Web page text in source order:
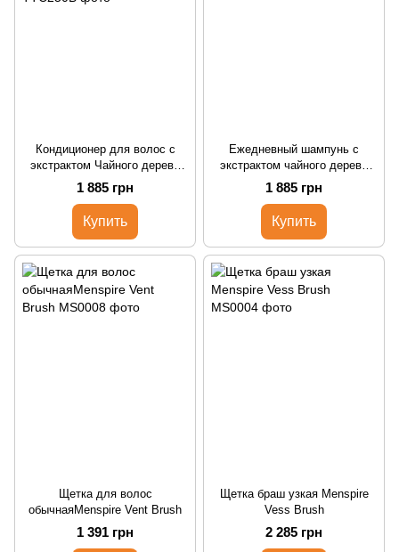
Кондиционер для волос с
экстрактом Чайного дерева
Menspire Tea Tree Conditioner
250ml Black
1 885 грн
Купить
Ежедневный шампунь с
экстрактом чайного дерева
Menspire Tea Tree Shampoo
250ml Black
1 885 грн
Купить
Щетка для волос
обычнаяMenspire Vent Brush
1 391 грн
Щетка браш узкая Menspire
Vess Brush
2 285 грн